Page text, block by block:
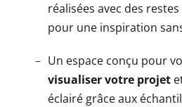
réalisées avec des
pour une inspiration
Un espace conçu pour
visualiser votre projet
éclairé grâce aux